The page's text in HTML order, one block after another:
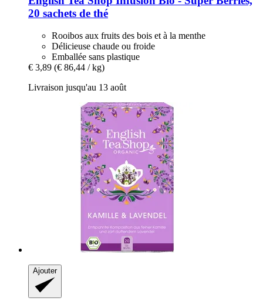
20 sachets de thé
Rooibos aux fruits des bois et à la menthe
Délicieuse chaude ou froide
Emballée sans plastique
€ 3,89 (€ 86,44 / kg)
Livraison jusqu'au 13 août
Ajouter